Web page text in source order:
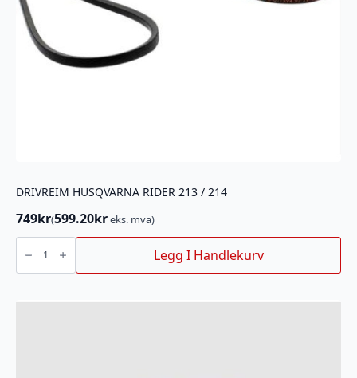
DRIVREIM HUSQVARNA RIDER 213 / 214
749kr(599.20kreks. mva)
DRIVREIM
HUSQVARNA
RIDER
213
Legg I Handlekurv